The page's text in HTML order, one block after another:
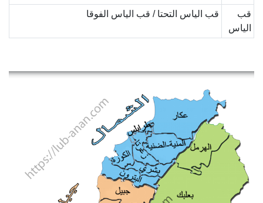
قب
الياس
قب الياس التحتا / قب الياس الفوقا